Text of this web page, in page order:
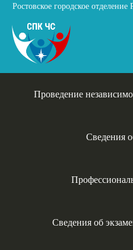
Ростовское городское отделение
добровольное
Проведение
Сведения
Сведения об